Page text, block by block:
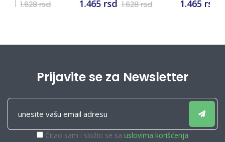
1.628 rsd 1.465 rsd 1.628 rsd 1.584 rsd
Prijavite se za Newsletter
Čitao sam i složio se sa uslovima korišćenja